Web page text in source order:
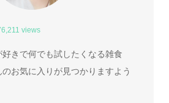
views
きで何でも試したくなる雑食
お気に入りが見つかりますよう